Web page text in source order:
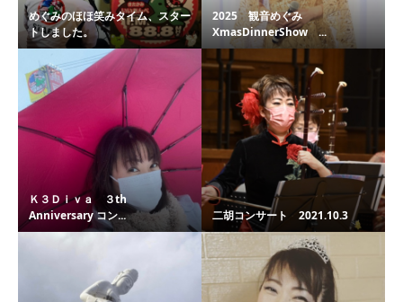
めぐみのほほ笑みタイム、スター
トしました。
2025 観音めぐみ
XmasDinnerShow ...
Ｋ３Ｄｉｖａ ３th
Anniversary コン...
二胡コンサート 2021.10.3